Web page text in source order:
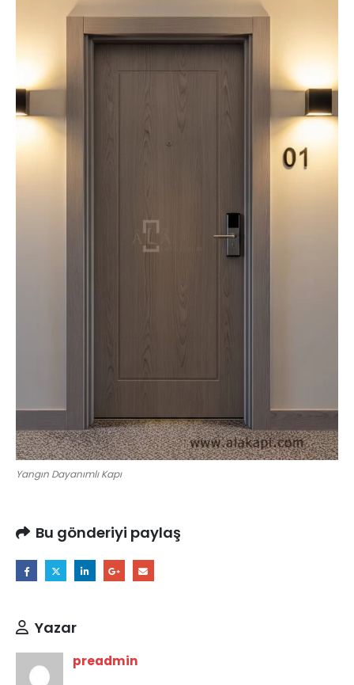
Yangın Dayanımlı Kapı
Bu gönderiyi paylaş
Yazar
preadmin